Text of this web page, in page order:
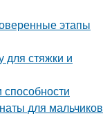
этапы
для стяжки и
способности
для мальчиков